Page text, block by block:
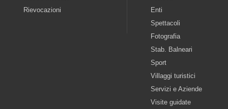
Rievocazioni
Enti
Spettacoli
Fotografia
Stab. Balneari
Sport
Villaggi turistici
Servizi e Aziende
Visite guidate